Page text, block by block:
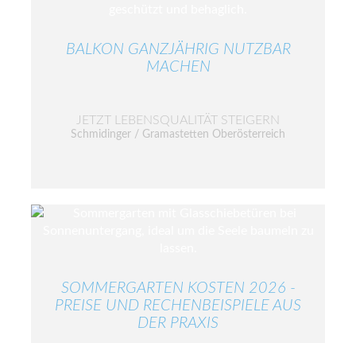
BALKON GANZJÄHRIG NUTZBAR
MACHEN
JETZT LEBENSQUALITÄT STEIGERN
Schmidinger / Gramastetten Oberösterreich
SOMMERGARTEN KOSTEN 2026 -
PREISE UND RECHENBEISPIELE AUS
DER PRAXIS